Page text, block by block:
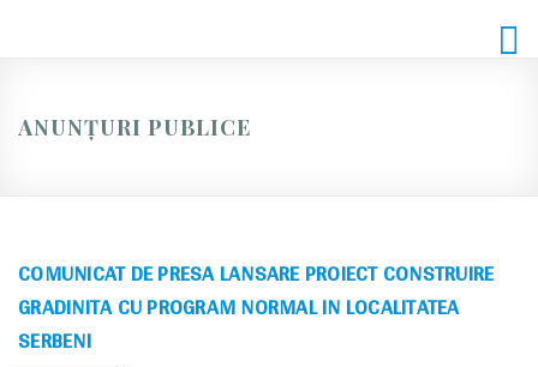
ANUNȚURI PUBLICE
COMUNICAT DE PRESA LANSARE PROIECT CONSTRUIRE
GRADINITA CU PROGRAM NORMAL IN LOCALITATEA
SERBENI